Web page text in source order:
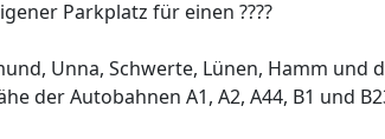
Parkplatz für einen ????
Unna, Schwerte, Lünen, Hamm und
der Autobahnen A1, A2, A44, B1 und